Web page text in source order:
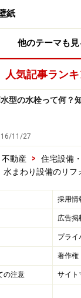
紙
他のテーマも見
人気記事ラン
型の水栓って何？
11/27
動産 > 住宅設備
水まわり設備のリフ
採用情
広告掲
プライ
著作権
の注意 サイト